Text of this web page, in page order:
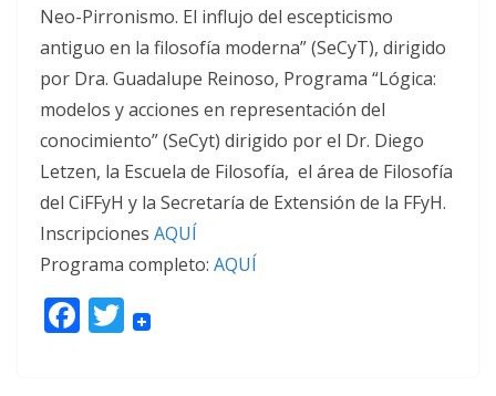
Neo-Pirronismo. El influjo del escepticismo
antiguo en la filosofía moderna” (SeCyT), dirigido
por Dra. Guadalupe Reinoso, Programa “Lógica:
modelos y acciones en representación del
conocimiento” (SeCyt) dirigido por el Dr. Diego
Letzen, la Escuela de Filosofía, el área de Filosofía
del CiFFyH y la Secretaría de Extensión de la FFyH.
Inscripciones AQUÍ
Programa completo: AQUÍ
F T